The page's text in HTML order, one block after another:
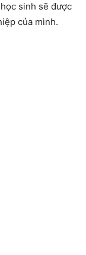
sinh sẽ được
của mình.